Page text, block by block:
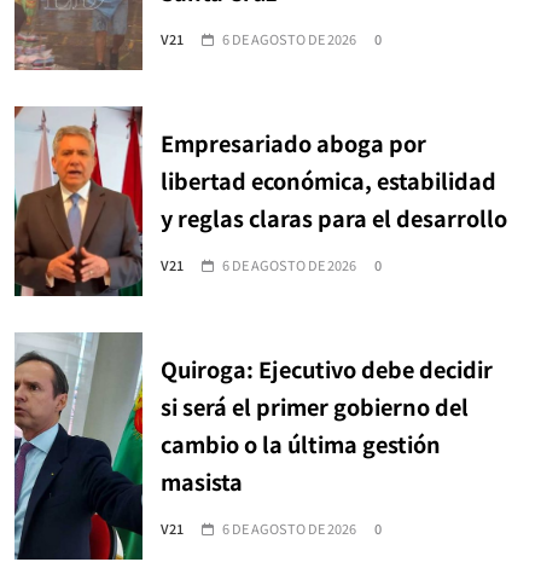
V21 6 DE AGOSTO DE 2026 0
Empresariado aboga por
libertad económica, estabilidad
y reglas claras para el desarrollo
V21 6 DE AGOSTO DE 2026 0
Quiroga: Ejecutivo debe decidir
si será el primer gobierno del
cambio o la última gestión
masista
V21 6 DE AGOSTO DE 2026 0